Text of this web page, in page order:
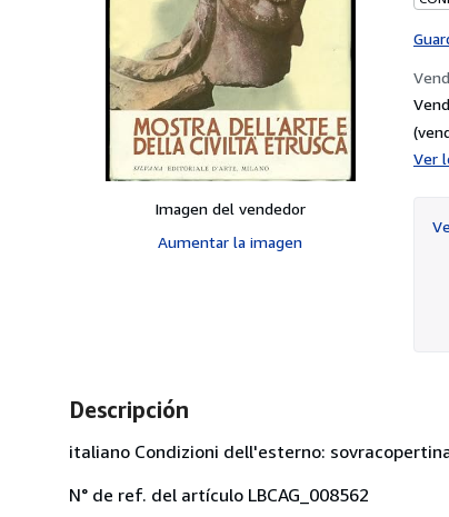
Imagen del vendedor
Aumentar la imagen
Ver
Descripción
italiano Condizioni dell'esterno:
N° de ref. del artículo LBCAG_008562